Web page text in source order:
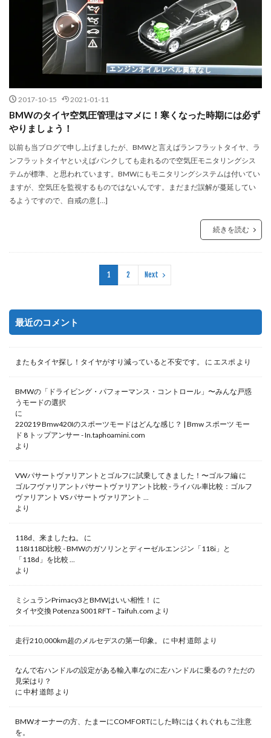
2017-10-15 2021-01-11
BMWのタイヤ空気圧管理はマメに！寒くなった時期には必ず
やりましょう！
以前も当ブログで申し上げましたが、BMWと言えばランフラットタイヤ、ラ
ンフラットタイヤといえばパンクしても走れるので空気圧モニタリングシス
テムが標準、と思われています。BMWにもモニタリングシステムは付いてい
ますが、空気圧を監視するものではないんです。まだまだ誤解が蔓延してい
るようですので、自戒の意 […]
続きを読む
1 2 Next
最近のコメント
またもタイヤ探し！タイヤがすり減っていると不安です。 に エスポ より
BMWの「ドライビング・パフォーマンス・コントロール」〜みんな戸惑
うモードの選択
に
220219 Bmw420Iのスポーツモードはどんな感じ？ | Bmw スポーツ モー
ド 8 トップアンサー - In.taphoamini.com
より
VWパサートヴァリアントとゴルフに試乗してきました！〜ゴルフ編 に
ゴルフヴァリアントパサートヴァリアント比較 - ライバル車比較：ゴルフ
ヴァリアント VS パサートヴァリアント ...
より
118d、来ましたね。
に
118I118D比較 - BMWのガソリンとディーゼルエンジン「118i」と
「118d」を比較 ...
より
ミシュランPrimacy3とBMWはいい相性！ に
タイヤ交換 Potenza S001 RFT – Taifuh.com より
走行210,000km超のメルセデスの第一印象。 に 中村 道郎 より
なんで右ハンドルの設定がある輸入車なのに左ハンドルに乗るの？ただの
見栄はり？
に 中村 道郎 より
BMWオーナーの方、たまーにCOMFORTにした時にはくれぐれもご注意
を。